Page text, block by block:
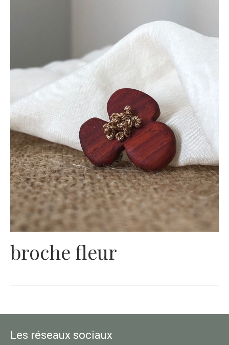
broche fleur
Les réseaux sociaux